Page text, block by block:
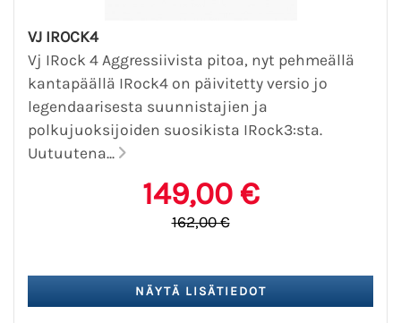
VJ IROCK4
Vj IRock 4 Aggressiivista pitoa, nyt pehmeällä
kantapäällä IRock4 on päivitetty versio jo
legendaarisesta suunnistajien ja
polkujuoksijoiden suosikista IRock3:sta.
Uutuutena...
149,00 €
162,00 €